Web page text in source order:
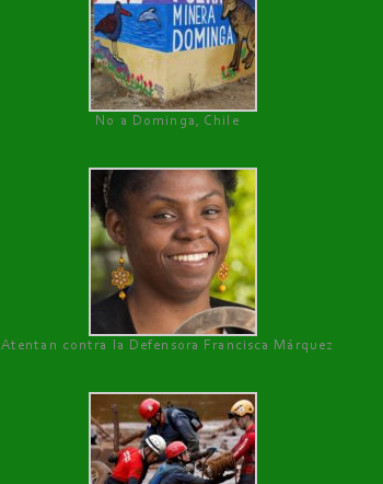
No a Dominga, Chile
Atentan contra la Defensora Francisca Márquez